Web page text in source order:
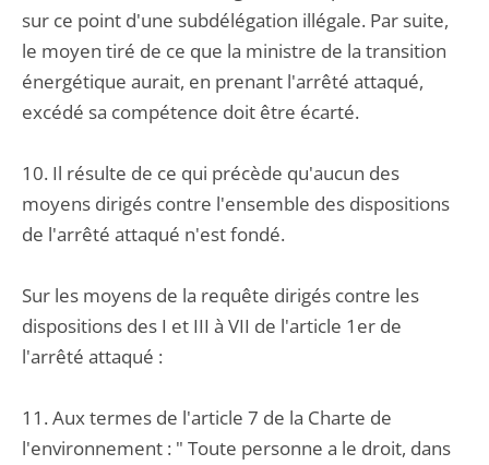
sur ce point d'une subdélégation illégale. Par suite,
le moyen tiré de ce que la ministre de la transition
énergétique aurait, en prenant l'arrêté attaqué,
excédé sa compétence doit être écarté.
10. Il résulte de ce qui précède qu'aucun des
moyens dirigés contre l'ensemble des dispositions
de l'arrêté attaqué n'est fondé.
Sur les moyens de la requête dirigés contre les
dispositions des I et III à VII de l'article 1er de
l'arrêté attaqué :
11. Aux termes de l'article 7 de la Charte de
l'environnement : " Toute personne a le droit, dans